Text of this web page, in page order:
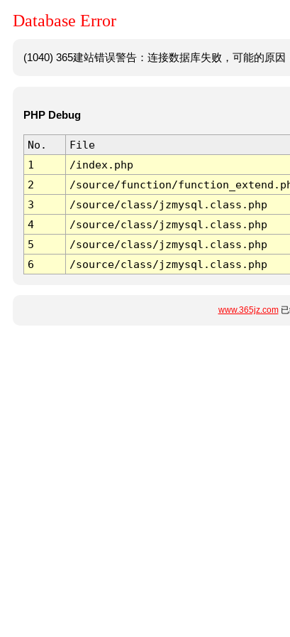
Database Error
(1040) 365建站错误警告：连接数据库失败，可能的原因
PHP Debug
No. File
1
/index.php
2
/source/function/
3
/source/class/jzmysql.class.php
4
/source/class/jzmysql.class.php
5
/source/class/jzmysql.class.php
6
/source/class/jzmysql.class.php
www.365jz.com已